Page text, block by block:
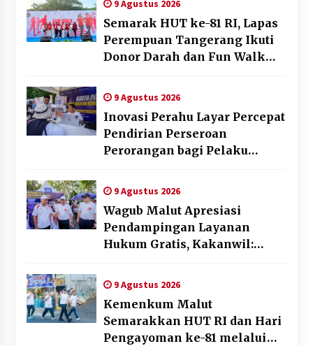
9 Agustus 2026
Semarak HUT ke-81 RI, Lapas
Perempuan Tangerang Ikuti
Donor Darah dan Fun Walk
Pemasyarakatan
9 Agustus 2026
Inovasi Perahu Layar Percepat
Pendirian Perseroan
Perorangan bagi Pelaku
9 Agustus 2026
Wagub Malut Apresiasi
Pendampingan Layanan
Hukum Gratis, Kakanwil:
Kini Rp0
9 Agustus 2026
Kemenkum Malut
Semarakkan HUT RI dan Hari
Pengayoman ke-81 melalui